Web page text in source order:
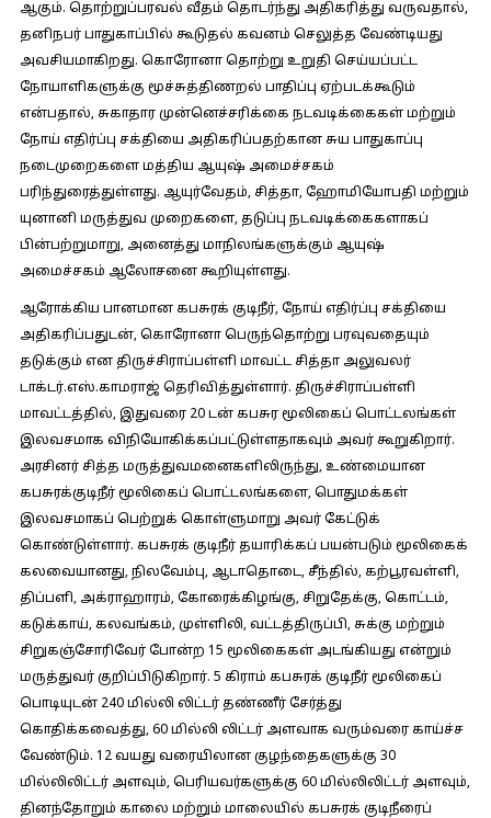
ஆகும். தொற்றுப்பரவல் வீதம் தொடர்ந்து அதிகரித்து வருவதால்,
தனிநபர் பாதுகாப்பில் கூடுதல் கவனம் செலுத்த வேண்டியது
அவசியமாகிறது. கொரோனா தொற்று உறுதி செய்யப்பட்ட
நோயாளிகளுக்கு மூச்சுத்திணறல் பாதிப்பு ஏற்படக்கூடும்
என்பதால், சுகாதார முன்னெச்சரிக்கை நடவடிக்கைகள் மற்றும்
நோய் எதிர்ப்பு சக்தியை அதிகரிப்பதற்கான சுய பாதுகாப்பு
நடைமுறைகளை மத்திய ஆயுஷ் அமைச்சகம்
பரிந்துரைத்துள்ளது. ஆயுர்வேதம், சித்தா, ஹோமியோபதி மற்றும்
யுனானி மருத்துவ முறைகளை, தடுப்பு நடவடிக்கைகளாகப்
பின்பற்றுமாறு, அனைத்து மாநிலங்களுக்கும் ஆயுஷ்
அமைச்சகம் ஆலோசனை கூறியுள்ளது.
ஆரோக்கிய பானமான கபசுரக் குடிநீர், நோய் எதிர்ப்பு சக்தியை
அதிகரிப்பதுடன், கொரோனா பெருந்தொற்று பரவுவதையும்
தடுக்கும் என திருச்சிராப்பள்ளி மாவட்ட சித்தா அலுவலர்
டாக்டர்.எஸ்.காமராஜ் தெரிவித்துள்ளார். திருச்சிராப்பள்ளி
மாவட்டத்தில், இதுவரை 20 டன் கபசுர மூலிகைப் பொட்டலங்கள்
இலவசமாக விநியோகிக்கப்பட்டுள்ளதாகவும் அவர் கூறுகிறார்.
அரசினர் சித்த மருத்துவமனைகளிலிருந்து, உண்மையான
கபசுரக்குடிநீர் மூலிகைப் பொட்டலங்களை, பொதுமக்கள்
இலவசமாகப் பெற்றுக் கொள்ளுமாறு அவர் கேட்டுக்
கொண்டுள்ளார். கபசுரக் குடிநீர் தயாரிக்கப் பயன்படும் மூலிகைக்
கலவையானது, நிலவேம்பு, ஆடாதொடை, சீந்தில், கற்பூரவள்ளி,
திப்பளி, அக்ராஹாரம், கோரைக்கிழங்கு, சிறுதேக்கு, கொட்டம்,
கடுக்காய், கலவங்கம், முள்ளிலி, வட்டத்திருப்பி, சுக்கு மற்றும்
சிறுகஞ்சோரிவேர் போன்ற 15 மூலிகைகள் அடங்கியது என்றும்
மருத்துவர் குறிப்பிடுகிறார். 5 கிராம் கபசுரக் குடிநீர் மூலிகைப்
பொடியுடன் 240 மில்லி லிட்டர் தண்ணீர் சேர்த்து
கொதிக்கவைத்து, 60 மில்லி லிட்டர் அளவாக வரும்வரை காய்ச்ச
வேண்டும். 12 வயது வரையிலான குழந்தைகளுக்கு 30
மில்லிலிட்டர் அளவும், பெரியவர்களுக்கு 60 மில்லிலிட்டர் அளவும்,
தினந்தோறும் காலை மற்றும் மாலையில் கபசுரக் குடிநீரைப்